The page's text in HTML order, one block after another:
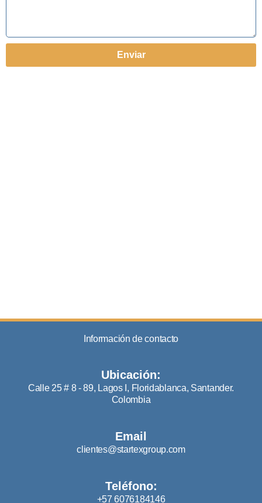
Enviar
Información de contacto
Ubicación:
Calle 25 # 8 - 89, Lagos I, Floridablanca, Santander.
Colombia
Email
clientes@startexgroup.com
Teléfono:
+57 6076184146